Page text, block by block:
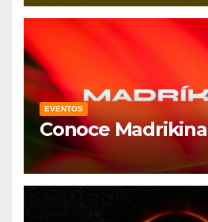
EVENTOS
Conoce Madrikina